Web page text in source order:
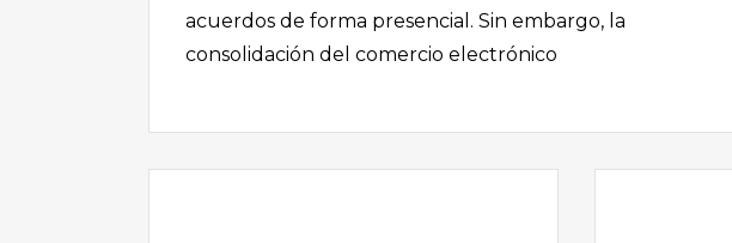
acuerdos de forma presencial. Sin embargo, la
consolidación del comercio electrónico